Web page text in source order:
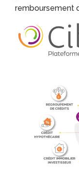
remboursement